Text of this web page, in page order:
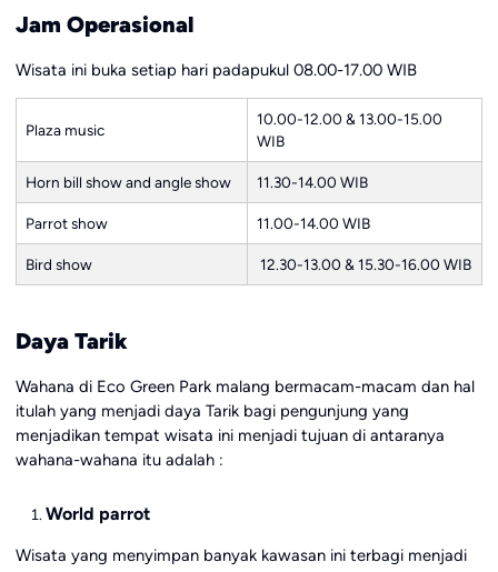
Jam Operasional
Wisata ini buka setiap hari padapukul 08.00-17.00 WIB
Plaza music
10.00-12.00 & 13.00-15.00
WIB
Horn bill show and angle show 11.30-14.00 WIB
Parrot show 11.00-14.00 WIB
Bird show 12.30-13.00 & 15.30-16.00 WIB
Daya Tarik
Wahana di Eco Green Park malang bermacam-macam dan hal
itulah yang menjadi daya Tarik bagi pengunjung yang
menjadikan tempat wisata ini menjadi tujuan di antaranya
wahana-wahana itu adalah :
World parrot
Wisata yang menyimpan banyak kawasan ini terbagi menjadi